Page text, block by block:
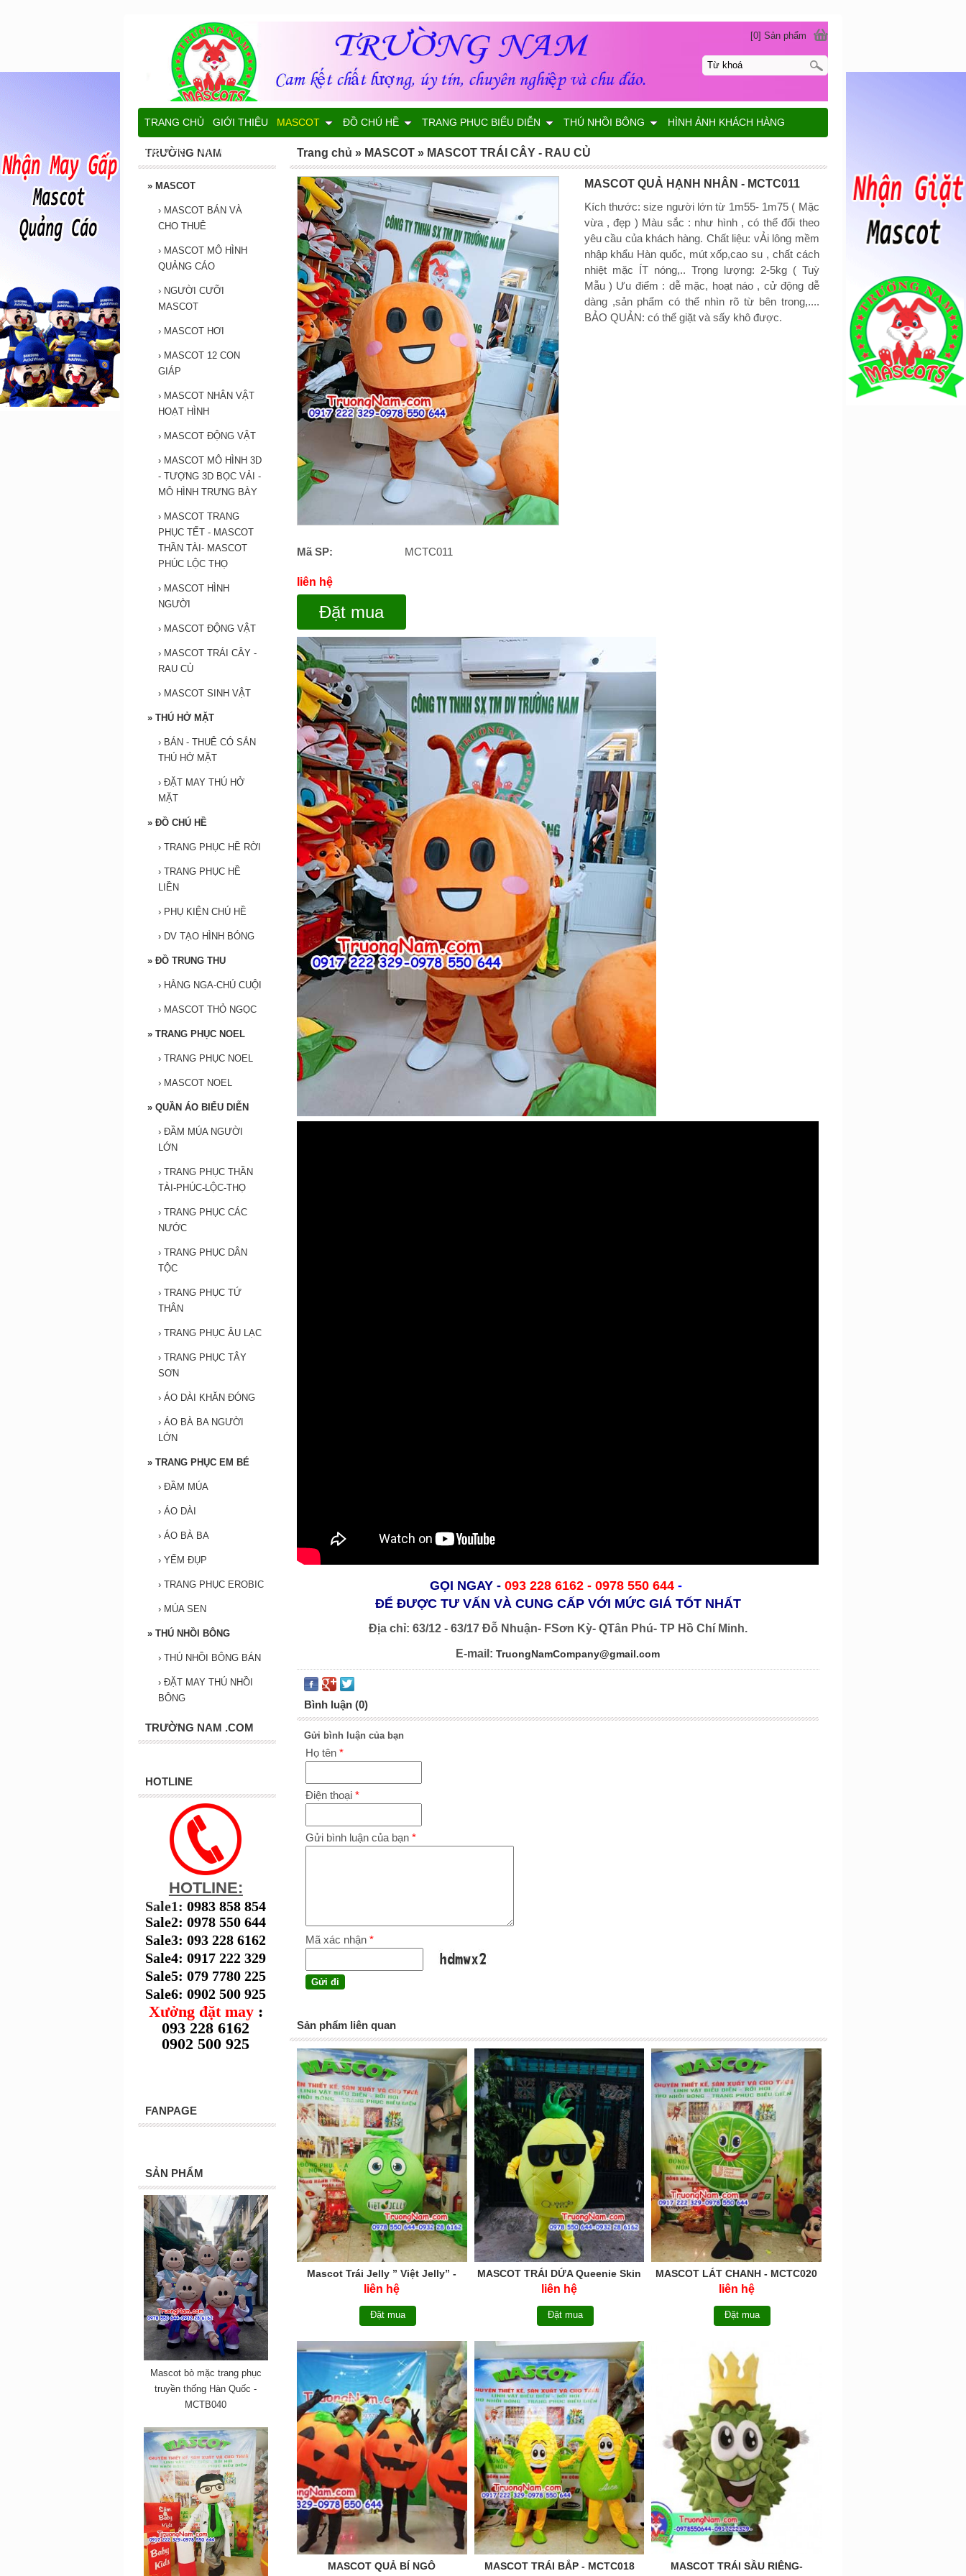
MASCOT QUẢ HẠNH NHÂN - MCTC011
Kích thước: size người lớn từ 1m55- 1m75 ( Mặc
vừa , đẹp ) Màu sắc : như hình , có thể đổi theo
yêu cầu của khách hàng. Chất liệu: vẢi lông mềm
nhập khẩu Hàn quốc, mút xốp,cao su , chất cách
nhiệt mặc ÍT nóng,.. Trọng lượng: 2-5kg ( Tuỳ
Mẫu ) Ưu điểm : dễ mặc, hoạt náo , cử động dễ
dàng ,sản phẩm có thể nhìn rõ từ bên trong,....
BẢO QUẢN: có thể giặt và sấy khô được.
Mã SP: MCTC011
liên hệ
Đặt mua
GỌI NGAY-093 228 6162 -0978 550 644 -
ĐỂ ĐƯỢC TƯ VẤN VÀ CUNG CẤP VỚI MỨC GIÁ TỐT NHẤT
Địa chỉ: 63/12 - 63/17 Đỗ Nhuận- FSơn Kỳ- QTân Phú- TP Hồ Chí Minh.
E-mail:TruongNamCompany@gmail.com
Bình luận (0)
Gửi bình luận của bạn
Họ tên*
Điện thoại*
Gửi bình luận của bạn*
Mã xác nhận*
Sản phẩm liên quan
Mascot Trái Jelly ” Việt Jelly” -
MCTC022
liên hệ
Đặt mua
MASCOT TRÁI DỨA Queenie Skin
- Mascot Pineapple Queenie Skin -
liên hệ
Đặt mua
MASCOT LÁT CHANH - MCTC020
liên hệ
Đặt mua
MASCOT QUẢ BÍ NGÔ
MASCOT TRÁI BẮP - MCTC018
MASCOT TRÁI SẦU RIÊNG-
Trang chủ » MASCOT » MASCOT TRÁI CÂY - RAU CỦ
TRƯỜNG NAM
» MASCOT
› MASCOT BÁN VÀ
CHO THUÊ
› MASCOT MÔ HÌNH
QUẢNG CÁO
› NGƯỜI CƯỠI
MASCOT
› MASCOT HƠI
› MASCOT 12 CON
GIÁP
› MASCOT NHÂN VẬT
HOẠT HÌNH
› MASCOT ĐỘNG VẬT
› MASCOT MÔ HÌNH 3D
- TƯỢNG 3D BỌC VẢI -
MÔ HÌNH TRƯNG BÀY
› MASCOT TRANG
PHỤC TẾT - MASCOT
THẦN TÀI- MASCOT
PHÚC LỘC THỌ
› MASCOT HÌNH
NGƯỜI
› MASCOT ĐỘNG VẬT
› MASCOT TRÁI CÂY -
RAU CỦ
› MASCOT SINH VẬT
» THÚ HỞ MẶT
› BÁN - THUÊ CÓ SẮN
THÚ HỞ MẶT
› ĐẶT MAY THÚ HỞ
MẶT
» ĐỒ CHÚ HỀ
› TRANG PHỤC HỀ RỜI
› TRANG PHỤC HỀ
LIỀN
› PHỤ KIỆN CHÚ HỀ
› DV TẠO HÌNH BÓNG
» ĐỒ TRUNG THU
› HẰNG NGA-CHÚ CUỘI
› MASCOT THỎ NGỌC
» TRANG PHỤC NOEL
› TRANG PHỤC NOEL
› MASCOT NOEL
» QUẦN ÁO BIỂU DIỄN
› ĐẦM MÚA NGƯỜI
LỚN
› TRANG PHỤC THẦN
TÀI-PHÚC-LỘC-THỌ
› TRANG PHỤC CÁC
NƯỚC
› TRANG PHỤC DÂN
TỘC
› TRANG PHỤC TỨ
THÂN
› TRANG PHỤC ÂU LẠC
› TRANG PHỤC TÂY
SƠN
› ÁO DÀI KHĂN ĐÓNG
› ÁO BÀ BA NGƯỜI
LỚN
» TRANG PHỤC EM BÉ
› ĐẦM MÚA
› ÁO DÀI
› ÁO BÀ BA
› YẾM ĐỤP
› TRANG PHỤC EROBIC
› MÚA SEN
» THÚ NHỒI BÔNG
› THÚ NHỒI BÔNG BÁN
› ĐẶT MAY THÚ NHỒI
BÔNG
TRƯỜNG NAM .COM
HOTLINE
HOTLINE:
Sale1:0983 858 854
Sale2: 0978 550 644
Sale3: 093 228 6162
Sale4: 0917 222 329
Sale5: 079 7780 225
Sale6: 0902 500 925
Xưởng đặt may:
093 228 6162
0902 500 925
FANPAGE
SẢN PHẨM
Mascot bò mặc trang phục
truyền thống Hàn Quốc -
MCTB040
[0] Sản phẩm
TRANG CHỦ GIỚI THIỆU MASCOT ĐỒ CHÚ HỀ TRANG PHỤC BIỂU DIỄN THÚ NHỒI BÔNG HÌNH ẢNH KHÁCH HÀNG
LIÊN HỆ TIN TỨC